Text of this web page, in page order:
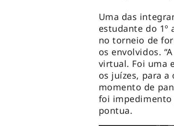
Uma das
estudante do 1º
no torneio de
os envolvidos.
virtual. Foi uma
os juízes, para
momento de
foi impedimento
pontua.